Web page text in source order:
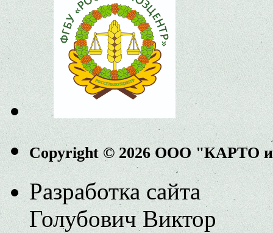
Copyright © 2026 ООО "КАРТО
Разработка сайта
Голубович Виктор